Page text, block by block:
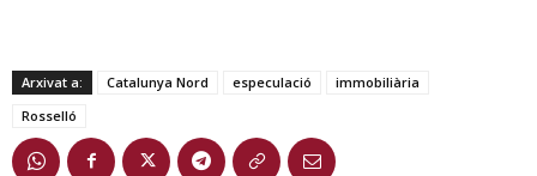
Arxivat a: Catalunya Nord especulació
immobiliària
Rosselló